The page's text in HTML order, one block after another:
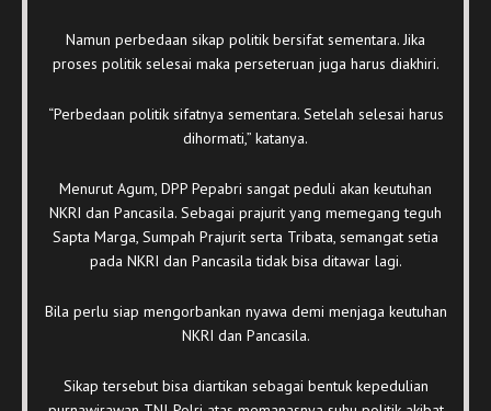
Namun perbedaan sikap politik bersifat sementara. Jika
proses politik selesai maka perseteruan juga harus diakhiri.
“Perbedaan politik sifatnya sementara. Setelah selesai harus
dihormati,” katanya.
Menurut Agum, DPP Pepabri sangat peduli akan keutuhan
NKRI dan Pancasila. Sebagai prajurit yang memegang teguh
Sapta Marga, Sumpah Prajurit serta Tribata, semangat setia
pada NKRI dan Pancasila tidak bisa ditawar lagi.
Bila perlu siap mengorbankan nyawa demi menjaga keutuhan
NKRI dan Pancasila.
Sikap tersebut bisa diartikan sebagai bentuk kepedulian